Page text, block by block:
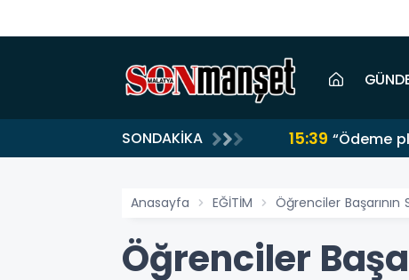
SONDAKİKA 15:39 “Ödeme
Anasayfa EĞİTİM Öğrenciler Başarının
Öğrenciler